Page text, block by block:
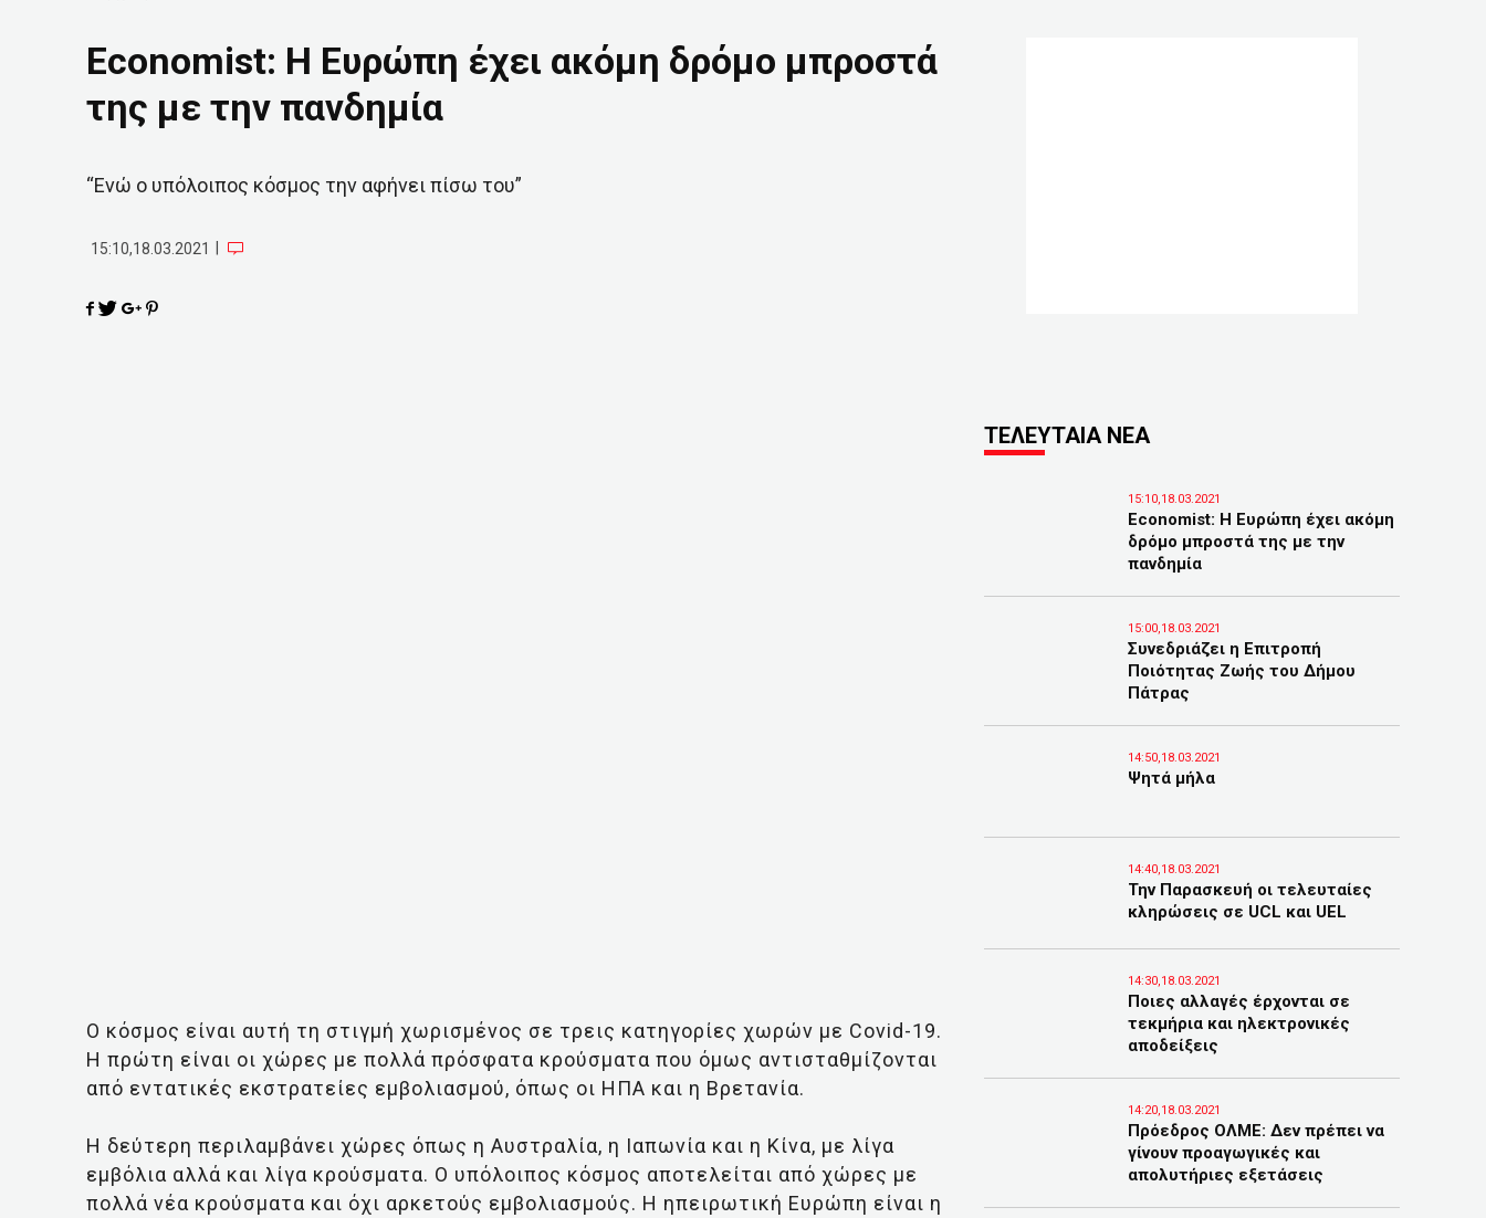
Economist: Η Ευρώπη έχει ακόμη δρόμο μπροστά
της με την πανδημία
“Ενώ ο υπόλοιπος κόσμος την αφήνει πίσω του”
15:10,18.03.2021
Ο κόσμος είναι αυτή τη στιγμή χωρισμένος σε τρεις κατηγορίες χωρών με Covid-19.
Η πρώτη είναι οι χώρες με πολλά πρόσφατα κρούσματα που όμως αντισταθμίζονται
από εντατικές εκστρατείες εμβολιασμού, όπως οι ΗΠΑ και η Βρετανία.
Η δεύτερη περιλαμβάνει χώρες όπως η Αυστραλία, η Ιαπωνία και η Κίνα, με λίγα
εμβόλια αλλά και λίγα κρούσματα. Ο υπόλοιπος κόσμος αποτελείται από χώρες με
πολλά νέα κρούσματα και όχι αρκετούς εμβολιασμούς. Η ηπειρωτική Ευρώπη είναι η
ΤΕΛΕΥΤΑΙΑ ΝΕΑ
15:10,18.03.2021
Economist: Η Ευρώπη έχει ακόμη
δρόμο μπροστά της με την
πανδημία
15:00,18.03.2021
Συνεδριάζει η Επιτροπή
Ποιότητας Ζωής του Δήμου
Πάτρας
14:50,18.03.2021
Ψητά μήλα
14:40,18.03.2021
Την Παρασκευή οι τελευταίες
κληρώσεις σε UCL και UEL
14:30,18.03.2021
Ποιες αλλαγές έρχονται σε
τεκμήρια και ηλεκτρονικές
αποδείξεις
14:20,18.03.2021
Πρόεδρος ΟΛΜΕ: Δεν πρέπει να
γίνουν προαγωγικές και
απολυτήριες εξετάσεις